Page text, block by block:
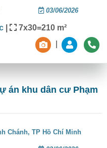
03/06/2026
| 7x30=210 m²
án khu dân cư Phạm
Chánh,TP Hồ Chí Minh